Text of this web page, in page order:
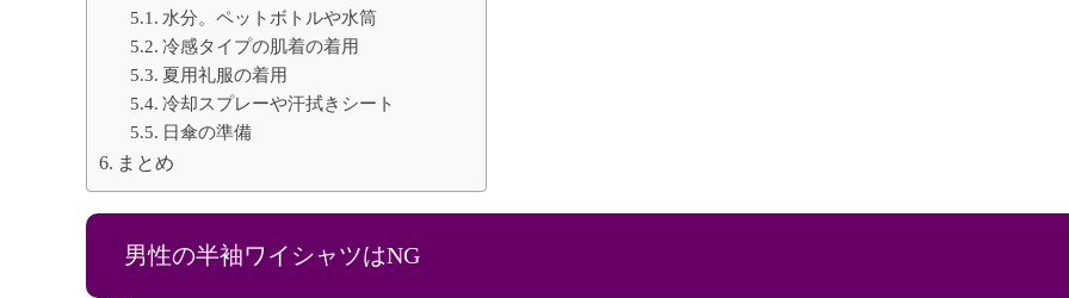
水分。ペットボトルや水筒
冷感タイプの肌着の着用
夏用礼服の着用
冷却スプレーや汗拭きシート
日傘の準備
まとめ
男性の半袖ワイシャツはNG